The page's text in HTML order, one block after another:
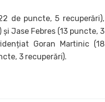
de puncte, 5 recuperări),
Jase Febres (13 puncte, 3
Goran Martinic (18
3 recuperări).